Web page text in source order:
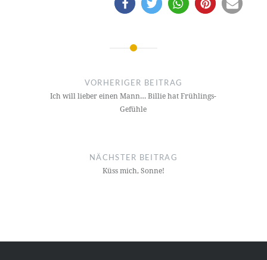
Beitragsnavigation
VORHERIGER BEITRAG
Ich will lieber einen Mann… Billie hat Frühlings-
Gefühle
NÄCHSTER BEITRAG
Küss mich, Sonne!